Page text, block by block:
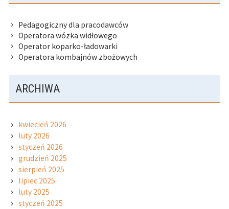
Pedagogiczny dla pracodawców
Operatora wózka widłowego
Operator koparko-ładowarki
Operatora kombajnów zbożowych
ARCHIWA
kwiecień 2026
luty 2026
styczeń 2026
grudzień 2025
sierpień 2025
lipiec 2025
luty 2025
styczeń 2025